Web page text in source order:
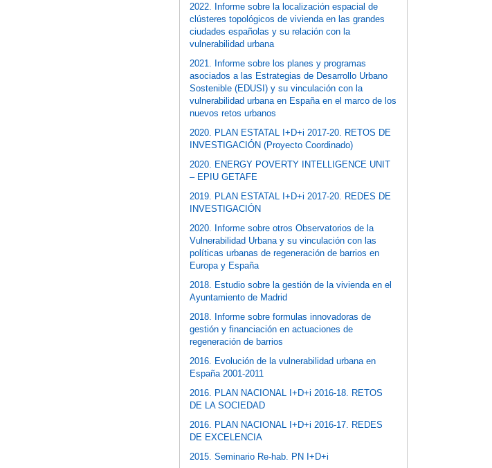
2022. Informe sobre la localización espacial de
clústeres topológicos de vivienda en las grandes
ciudades españolas y su relación con la
vulnerabilidad urbana
2021. Informe sobre los planes y programas
asociados a las Estrategias de Desarrollo Urbano
Sostenible (EDUSI) y su vinculación con la
vulnerabilidad urbana en España en el marco de los
nuevos retos urbanos
2020. PLAN ESTATAL I+D+i 2017-20. RETOS DE
INVESTIGACIÓN (Proyecto Coordinado)
2020. ENERGY POVERTY INTELLIGENCE UNIT
– EPIU GETAFE
2019. PLAN ESTATAL I+D+i 2017-20. REDES DE
INVESTIGACIÓN
2020. Informe sobre otros Observatorios de la
Vulnerabilidad Urbana y su vinculación con las
políticas urbanas de regeneración de barrios en
Europa y España
2018. Estudio sobre la gestión de la vivienda en el
Ayuntamiento de Madrid
2018. Informe sobre formulas innovadoras de
gestión y financiación en actuaciones de
regeneración de barrios
2016. Evolución de la vulnerabilidad urbana en
España 2001-2011
2016. PLAN NACIONAL I+D+i 2016-18. RETOS
DE LA SOCIEDAD
2016. PLAN NACIONAL I+D+i 2016-17. REDES
DE EXCELENCIA
2015. Seminario Re-hab. PN I+D+i